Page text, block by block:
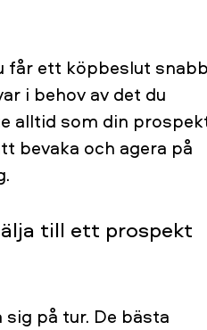
får ett köpbeslut
i behov av det du
alltid som din
bevaka och agera på
till ett prospekt
på tur. De bästa